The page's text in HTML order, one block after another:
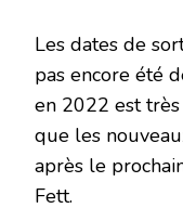
Les dates de
pas encore été
en 2022 est
que les
après le
Fett.